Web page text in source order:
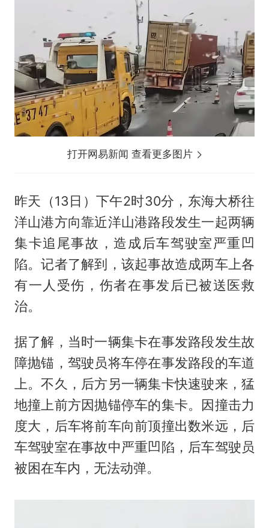
打开网易新闻 查看更多图片
昨天（13日）下午2时30分，东海大桥往
洋山港方向靠近洋山港路段发生一起两辆
集卡追尾事故，造成后车驾驶室严重凹
陷。记者了解到，该起事故造成两车上各
有一人受伤，伤者在事发后已被送医救
治。
据了解，当时一辆集卡在事发路段发生故
障抛锚，驾驶员将车停在事发路段的车道
上。不久，后方另一辆集卡快速驶来，猛
地撞上前方因抛锚停车的集卡。因撞击力
度大，后车将前车向前顶撞出数米远，后
车驾驶室在事故中严重凹陷，后车驾驶员
被困在车内，无法动弹。